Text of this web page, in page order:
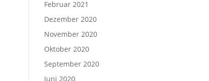
Februar 2021
Dezember 2020
November 2020
Oktober 2020
September 2020
Juni 2020